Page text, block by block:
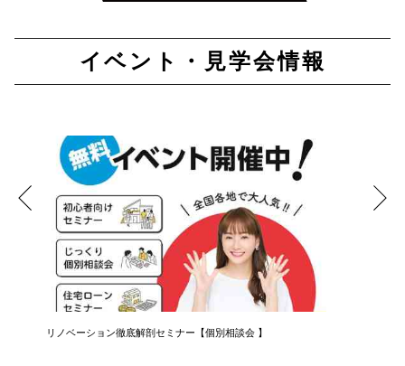
イベント・見学会情報
リノベーション徹底解剖セミナー【個別相談会 】